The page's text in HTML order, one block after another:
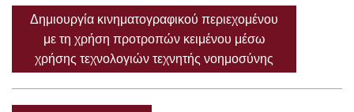
Δημιουργία κινηματογραφικού περιεχομένου
με τη χρήση προτροπών κειμένου μέσω
χρήσης τεχνολογιών τεχνητής νοημοσύνης